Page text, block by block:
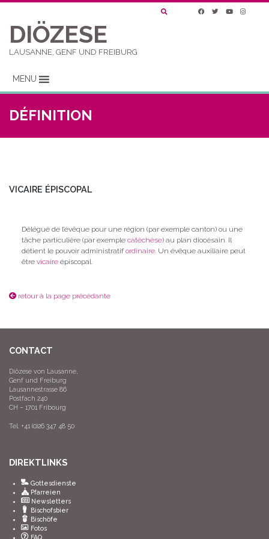
DIÖZESE
LAUSANNE, GENF UND FREIBURG
MENU
DÉFINITION
VICAIRE ÉPISCOPAL
Délégué de l’évêque pour une région (par exemple canton) ou une
tâche particulière (par exemple catéchèse) au plan diocésain. Il
détient le pouvoir administratif ordinaire. Un évêque auxiliaire peut
être vicaireépiscopal.
retour à la page précédante
CONTACT
Diözese von Lausanne,
Genf und Freiburg
Lausannestrasse 86
Postfach 240
CH – 1701 Fribourg
Tel. +41 (0)26 347 48 50
DIREKTLINKS
Gottesdienste
Pfarreien
Newsletters
Bischofsbier
Bischöfe
Fotos
FAQ